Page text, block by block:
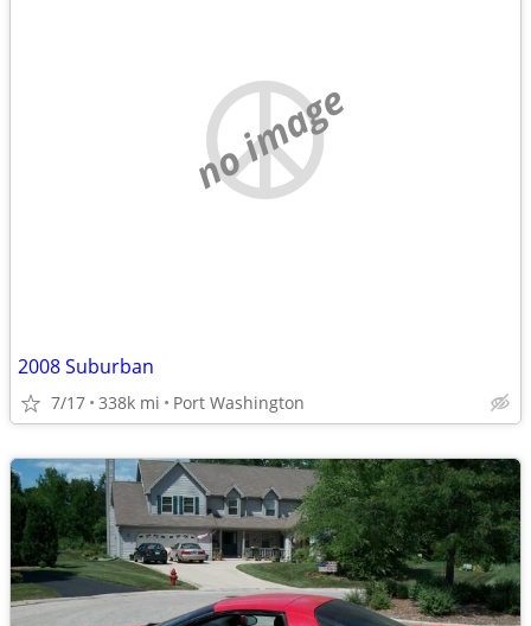
no image
2008 Suburban
7/17 338k mi Port Washington